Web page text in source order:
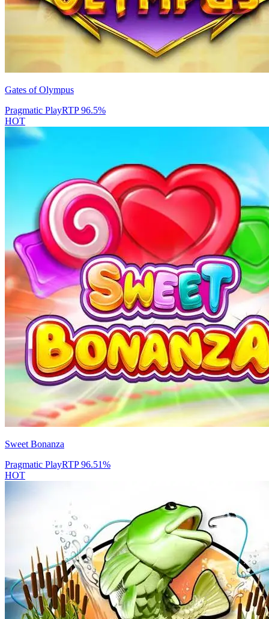
Gates of Olympus
Pragmatic PlayRTP96.5%
HOT
Sweet Bonanza
Pragmatic PlayRTP96.51%
HOT